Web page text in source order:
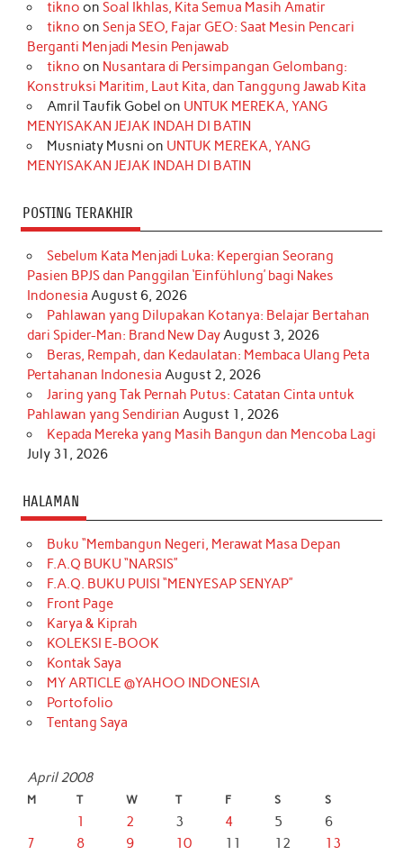
b
o
k
a
r
a
m
o
k
e
r
e
s
t
e
d
I
n
t
r
u
e
tikno on Soal Ikhlas, Kita Semua Masih Amatir
tikno on Senja SEO, Fajar GEO: Saat Mesin Pencari
Berganti Menjadi Mesin Penjawab
tikno on Nusantara di Persimpangan Gelombang:
Konstruksi Maritim, Laut Kita, dan Tanggung Jawab Kita
Amril Taufik Gobel on UNTUK MEREKA, YANG
MENYISAKAN JEJAK INDAH DI BATIN
Musniaty Musni on UNTUK MEREKA, YANG
MENYISAKAN JEJAK INDAH DI BATIN
POSTING TERAKHIR
Sebelum Kata Menjadi Luka: Kepergian Seorang
Pasien BPJS dan Panggilan ‘Einfühlung’ bagi Nakes
Indonesia August 6, 2026
Pahlawan yang Dilupakan Kotanya: Belajar Bertahan
dari Spider-Man: Brand New DayAugust 3, 2026
Beras, Rempah, dan Kedaulatan: Membaca Ulang Peta
Pertahanan Indonesia August 2, 2026
Jaring yang Tak Pernah Putus: Catatan Cinta untuk
Pahlawan yang Sendirian August 1, 2026
Kepada Mereka yang Masih Bangun dan Mencoba Lagi
July 31, 2026
HALAMAN
Buku “Membangun Negeri, Merawat Masa Depan
F.A.Q BUKU “NARSIS”
F.A.Q. BUKU PUISI “MENYESAP SENYAP”
Front Page
Karya & Kiprah
KOLEKSI E-BOOK
Kontak Saya
MY ARTICLE @YAHOO INDONESIA
Portofolio
Tentang Saya
April 2008
M T W T F S S
1 2 3 4 5
6
7
8 9 10 11 12 13